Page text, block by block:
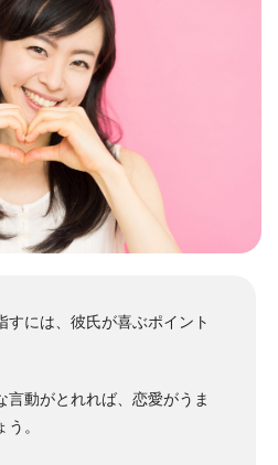
すには、彼氏が喜ぶポイント
言動がとれれば、恋愛がうま
。